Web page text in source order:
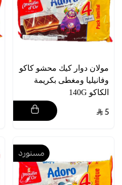
مولان دوار كيك محشو كاكو
وفانيليا ومغطى بكريمة
الكاكو 140G
5
مستورد